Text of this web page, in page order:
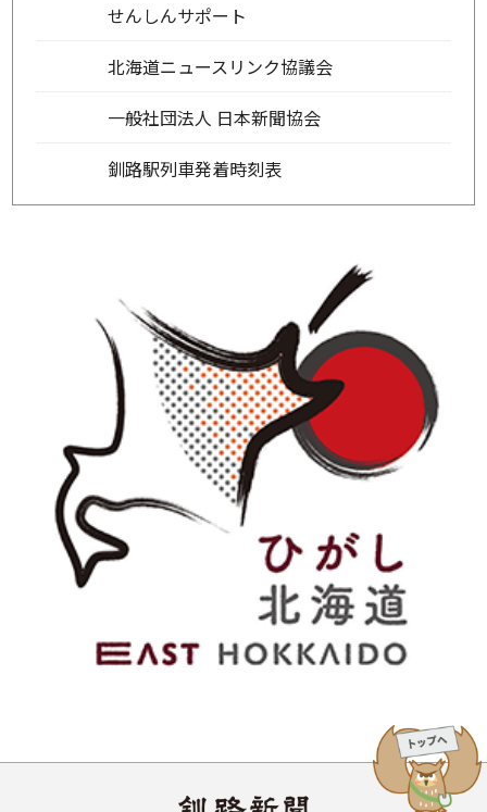
せんしんサポート
北海道ニュースリンク協議会
一般社団法人 日本新聞協会
釧路駅列車発着時刻表